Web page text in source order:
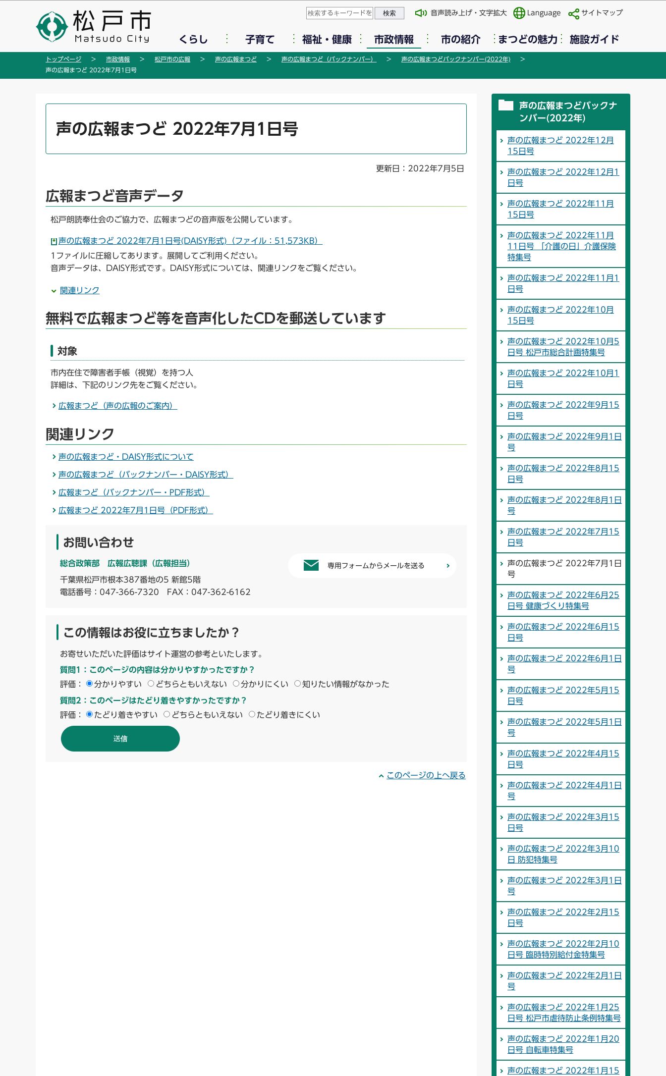
先
このページの本文へ移動
音声読み上げ・文字拡大 Language サイトマップ
くらし 子育て 福祉・健康 市政情報 市の紹介 まつどの魅力 施設ガイド
トップページ 市政情報 松戸市の広報 声の広報まつど 声の広報まつど（バックナンバー）
声の広報まつどバックナンバー(2022年)
声の広報まつど 2022年7月1日号
声の広報まつど 2022年7月1日号
更新日：2022年7月5日
広報まつど音声データ
松戸朗読奉仕会のご協力で、広報まつどの音声版を公開しています。
声の広報まつど 2022年7月1日号(DAISY形式)（ファイル：51,573KB）
1ファイルに圧縮してあります。展開してご利用ください。
音声データは、DAISY形式です。DAISY形式については、関連リンクをご覧ください。
関連リンク
無料で広報まつど等を音声化したCDを郵送しています
対象
市内在住で障害者手帳（視覚）を持つ人
詳細は、下記のリンク先をご覧ください。
広報まつど（声の広報のご案内）
関連リンク
声の広報まつど・DAISY形式について
声の広報まつど（バックナンバー・DAISY形式）
広報まつど（バックナンバー・PDF形式）
広報まつど 2022年7月1日号（PDF形式）
お問い合わせ
総合政策部 広報広聴課（広報担当）
千葉県松戸市根本387番地の5 新館5階
電話番号： 047-366-7320 FAX：047-362-6162
専用フォームからメールを送る
この情報はお役に立ちましたか？
お寄せいただいた評価はサイト運営の参考といたします。
質問1：このページの内容は分かりやすかったですか？
評価：
分かりやすい どちらともいえない 分かりにくい 知りたい情報がなかった
質問2：このページはたどり着きやすかったですか？
評価：
たどり着きやすい どちらともいえない たどり着きにくい
このページの上へ戻る
声の広報まつどバックナ
ンバー(2022年)
声の広報まつど 2022年12月
15日号
声の広報まつど 2022年12月1
日号
声の広報まつど 2022年11月
15日号
声の広報まつど 2022年11月
11日号 「介護の日」介護保険
特集号
声の広報まつど 2022年11月1
日号
声の広報まつど 2022年10月
15日号
声の広報まつど 2022年10月5
日号 松戸市総合計画特集号
声の広報まつど 2022年10月1
日号
声の広報まつど 2022年9月15
日号
声の広報まつど 2022年9月1日
号
声の広報まつど 2022年8月15
日号
声の広報まつど 2022年8月1日
号
声の広報まつど 2022年7月15
日号
声の広報まつど 2022年7月1日
号
声の広報まつど 2022年6月25
日号 健康づくり特集号
声の広報まつど 2022年6月15
日号
声の広報まつど 2022年6月1日
号
声の広報まつど 2022年5月15
日号
声の広報まつど 2022年5月1日
号
声の広報まつど 2022年4月15
日号
声の広報まつど 2022年4月1日
号
声の広報まつど 2022年3月15
日号
声の広報まつど 2022年3月10
日 防犯特集号
声の広報まつど 2022年3月1日
号
声の広報まつど 2022年2月15
日号
声の広報まつど 2022年2月10
日号 臨時特別給付金特集号
声の広報まつど 2022年2月1日
号
声の広報まつど 2022年1月25
日号 松戸市虐待防止条例特集号
声の広報まつど 2022年1月20
日号 自転車特集号
声の広報まつど 2022年1月15